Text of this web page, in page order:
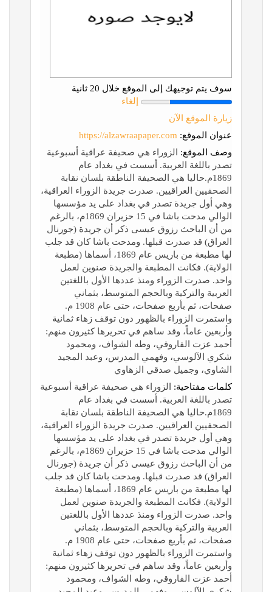
سوف يتم توجيهك إلى الموقع خلال 20 ثانية
إلغاء
زيارة الموقع الآن
عنوان الموقع: https://alzawraapaper.com
وصف الموقع: الزوراء هي صحيفة عراقية أسبوعية
تصدر باللغة العربية. أسست في بغداد عام
1869م.حاليا هي الصحيفة الناطقة بلسان نقابة
الصحفيين العراقيين. صدرت جريدة الزوراء العراقية،
وهي أول جريدة تصدر في بغداد على يد مؤسسها
الوالي مدحت باشا في 15 حزيران 1869م، بالرغم
من أن الباحث رزوق عيسى ذكر أن جريدة (جورنال
العراق) قد صدرت قبلها. ومدحت باشا كان قد جلب
لها مطبعة من باريس عام 1869، أسماها (مطبعة
الولاية). فكانت المطبعة والجريدة صنوين لعمل
واحد. صدرت الزوراء ومنذ عددها الأول باللغتين
العربية والتركية وبالحجم المتوسط، بثماني
صفحات، ثم بأربع صفحات، حتى عام 1908 م.
واستمرت الزوراء بالظهور دون توقف زهاء ثمانية
وأربعين عاماً، وقد ساهم في تحريرها كثيرون منهم:
أحمد عزت الفاروقي، وطه الشواف، ومحمود
شكري الآلوسي، وفهمي المدرس، وعبد المجيد
الشاوي، وجميل صدقي الزهاوي
كلمات مفتاحية: الزوراء هي صحيفة عراقية أسبوعية
تصدر باللغة العربية. أسست في بغداد عام
1869م.حاليا هي الصحيفة الناطقة بلسان نقابة
الصحفيين العراقيين. صدرت جريدة الزوراء العراقية،
وهي أول جريدة تصدر في بغداد على يد مؤسسها
الوالي مدحت باشا في 15 حزيران 1869م، بالرغم
من أن الباحث رزوق عيسى ذكر أن جريدة (جورنال
العراق) قد صدرت قبلها. ومدحت باشا كان قد جلب
لها مطبعة من باريس عام 1869، أسماها (مطبعة
الولاية). فكانت المطبعة والجريدة صنوين لعمل
واحد. صدرت الزوراء ومنذ عددها الأول باللغتين
العربية والتركية وبالحجم المتوسط، بثماني
صفحات، ثم بأربع صفحات، حتى عام 1908 م.
واستمرت الزوراء بالظهور دون توقف زهاء ثمانية
وأربعين عاماً، وقد ساهم في تحريرها كثيرون منهم:
أحمد عزت الفاروقي، وطه الشواف، ومحمود